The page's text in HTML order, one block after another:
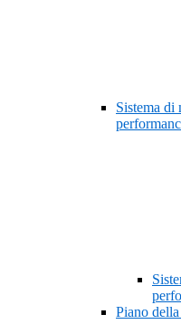
Sistema di
Piano